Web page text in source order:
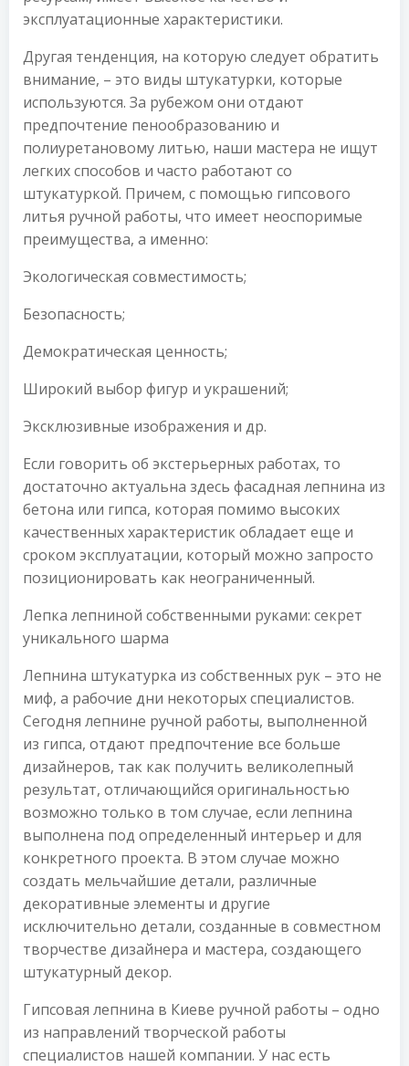
эксплуатационные характеристики.
Другая тенденция, на которую следует обратить
внимание, – это виды штукатурки, которые
используются. За рубежом они отдают
предпочтение пенообразованию и
полиуретановому литью, наши мастера не ищут
легких способов и часто работают со
штукатуркой. Причем, с помощью гипсового
литья ручной работы, что имеет неоспоримые
преимущества, а именно:
Экологическая совместимость;
Безопасность;
Демократическая ценность;
Широкий выбор фигур и украшений;
Эксклюзивные изображения и др.
Если говорить об экстерьерных работах, то
достаточно актуальна здесь фасадная лепнина из
бетона или гипса, которая помимо высоких
качественных характеристик обладает еще и
сроком эксплуатации, который можно запросто
позиционировать как неограниченный.
Лепка лепниной собственными руками: секрет
уникального шарма
Лепнина штукатурка из собственных рук – это не
миф, а рабочие дни некоторых специалистов.
Сегодня лепнине ручной работы, выполненной
из гипса, отдают предпочтение все больше
дизайнеров, так как получить великолепный
результат, отличающийся оригинальностью
возможно только в том случае, если лепнина
выполнена под определенный интерьер и для
конкретного проекта. В этом случае можно
создать мельчайшие детали, различные
декоративные элементы и другие
исключительно детали, созданные в совместном
творчестве дизайнера и мастера, создающего
штукатурный декор.
Гипсовая лепнина в Киеве ручной работы – одно
из направлений творческой работы
специалистов нашей компании. У нас есть